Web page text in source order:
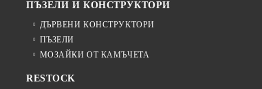
ПЪЗЕЛИ И КОНСТРУКТОРИ
ДЪРВЕНИ КОНСТРУКТОРИ
ПЪЗЕЛИ
МОЗАЙКИ ОТ КАМЪЧЕТА
RESTOCK